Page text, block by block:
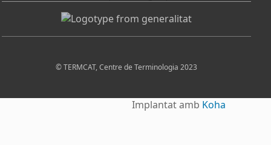
© TERMCAT, Centre de Terminologia 2023
Implantat amb Koha